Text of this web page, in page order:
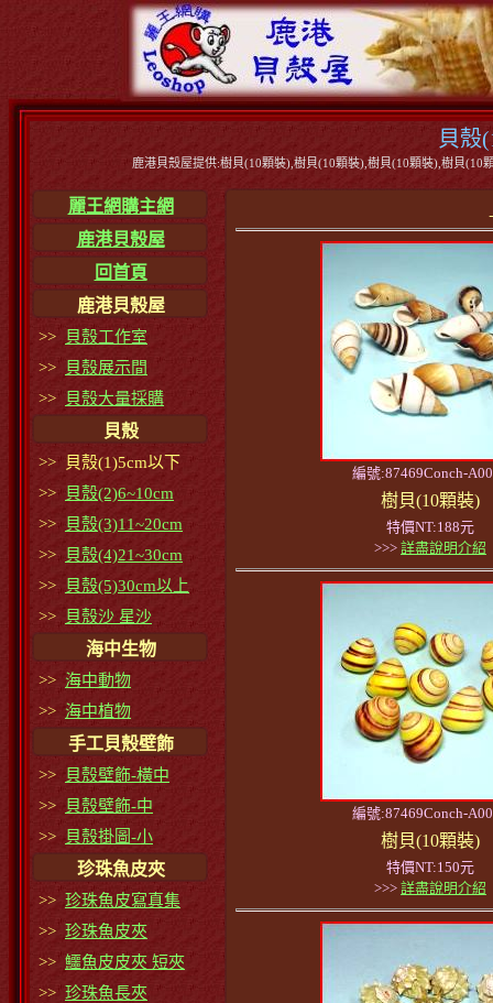
貝殼
鹿港貝殼屋提供:樹貝(10顆裝),樹貝(10顆裝),樹貝(10顆裝),樹貝
麗王網購主網
鹿港貝殼屋
回首頁
鹿港貝殼屋
>>
貝殼工作室
>> 貝殼展示間
>>
貝殼大量採購
貝殼
>> 貝殼(1)5cm以下
>> 貝殼(2)6~10cm
>> 貝殼(3)11~20cm
>>
貝殼(4)21~30cm
>>
貝殼(5)30cm以上
>>
貝殼沙 星沙
海中生物
>> 海中動物
>> 海中植物
手工貝殼壁飾
>>
貝殼壁飾-橫中
>>
貝殼壁飾-中
>>
貝殼掛圖-小
珍珠魚皮夾
>> 珍珠魚皮寫真集
>> 珍珠魚皮夾
>> 鱷魚皮皮夾 短夾
>> 珍珠魚長夾
編號:87469Conch-
樹貝(10顆裝)
特價NT:188元
>>> 詳盡說明介紹
編號:87469Conch-
樹貝(10顆裝)
特價NT:150元
>>> 詳盡說明介紹